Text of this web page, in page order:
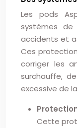
Les pods
systèmes
accidents et
Ces
corriger les
surchauffe,
excessive de
Cette